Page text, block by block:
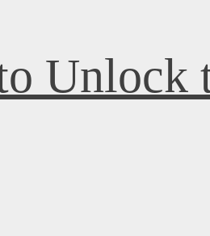
Unlock